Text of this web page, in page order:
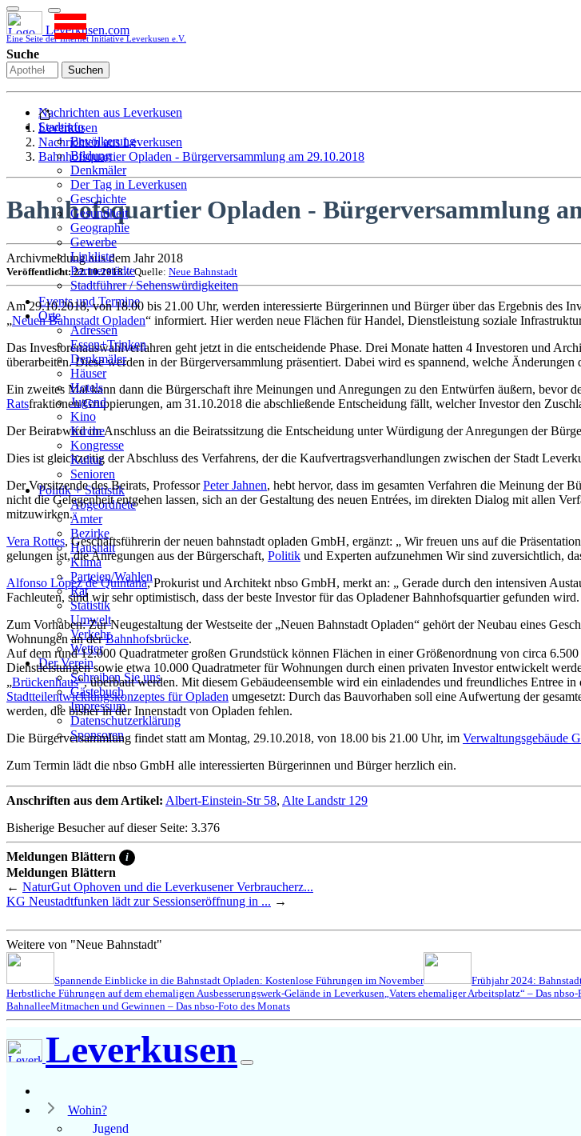
Leverkusen.com
Eine Seite der Internet Initiative Leverkusen e.V.
Suche
Suchen
Nachrichten aus Leverkusen
Stadtinfo
Bevölkerung
Bildung
Denkmäler
Der Tag in Leverkusen
Geschichte
Gesundheit
Geographie
Gewerbe
Linkliste
Partnerstädte
Stadtführer / Sehenswürdigkeiten
Stadtplan
Stadtteile
Sport
Who is who
Wohnen
Events und Termine
Orte
Adressen
Essen+Trinken
Denkmäler
Häuser
Hotels
Jugend
Kino
Kirche
Kongresse
Kultur
Senioren
Stadtführer
Straßen
Politik + Statistik
Abgeordnete
Ämter
Bezirke
Haushalt
Klima
Parteien/Wahlen
Rat
Statistik
Umwelt
Verkehr
Wetter
Der Verein
Schreiben Sie uns
Gästebuch
Impressum
Datenschutzerklärung
Sponsoren
Leverkusen
Nachrichten aus Leverkusen
Bahnhofsquartier Opladen - Bürgerversammlung am 29.10.2018
Bahnhofsquartier Opladen - Bürgerversammlung
Archivmeldung aus dem Jahr 2018
Veröffentlicht: 22.10.2018// Quelle: Neue Bahnstadt
Am 29.10.2018, von 18.00 bis 21.00 Uhr, werden interessierte Bürgerinnen und Bürger über das Ergebnis des
„Neuen Bahnstadt Opladen“ informiert. Hier werden neue Flächen für Handel, Dienstleistung soziale
Das Investorenauswahlverfahren geht jetzt in die entscheidende Phase. Drei Monate hatten 4 Investoren und
überarbeiten. Diese werden in der Bürgerversammlung präsentiert. Dabei wird es spannend, welche Änderungen
Ein zweites Mal kann dann die Bürgerschaft ihre Meinungen und Anregungen zu den Entwürfen äußern, bevor
Ratsfraktionen/Gruppierungen, am 31.10.2018 die abschließende Entscheidung fällt, welcher Investor den
Der Beirat wird im Anschluss an die Beiratssitzung die Entscheidung unter Würdigung der Anregungen der
Dies ist gleichzeitig der Abschluss des Verfahrens, der die Kaufvertragsverhandlungen zwischen der Stadt
Der Vorsitzende des Beirats, ProfessorPeter Jahnen, hebt hervor, dass im gesamten Verfahren die Meinung der
nicht die Gelegenheit entgehen lassen, sich an der Gestaltung des neuen Entrées, im direkten Dialog mit allen
mitzuwirken.
Vera Rottes, Geschäftsführerin der neuen bahnstadt opladen GmbH, ergänzt: „ Wir freuen uns auf die
gelungen ist, die Anregungen aus der Bürgerschaft, Politik und Experten aufzunehmen Wir sind zuversichtlich,
Alfonso López de Quintana, Prokurist und Architekt nbso GmbH, merkt an: „ Gerade durch den intensiven
Fachleuten, sind wir sehr optimistisch, dass der beste Investor für das Opladener Bahnhofsquartier gefunden wird.
Zum Vorhaben: Zur Neugestaltung der Westseite der „Neuen Bahnstadt Opladen“ gehört der Neubau eines
Wohnungen an derBahnhofsbrücke.
Auf dem rund 12.000 Quadratmeter großen Grundstück können Flächen in einer Größenordnung von circa
Dienstleistungen sowie etwa 10.000 Quadratmeter für Wohnungen durch einen privaten Investor entwickelt
„Brückenhaus“, überbaut werden. Mit diesem Gebäudeensemble wird ein einladendes und freundliches Entree
Stadtteilentwicklungskonzeptes für Opladen umgesetzt: Durch das Bauvorhaben soll eine Aufwertung der
werden, die bisher in der Innenstadt von Opladen fehlen.
Die Bürgerversammlung findet statt am Montag, 29.10.2018, von 18.00 bis 21.00 Uhr, im Verwaltungsgebäude
Zum Termin lädt die nbso GmbH alle interessierten Bürgerinnen und Bürger herzlich ein.
Anschriften aus dem Artikel: Albert-Einstein-Str 58, Alte Landstr 129
Bisherige Besucher auf dieser Seite: 3.376
Meldungen Blättern i
Meldungen Blättern
← NaturGut Ophoven und die Leverkusener Verbraucherz...
KG Neustadtfunken lädt zur Sessionseröffnung in ... →
Weitere von "Neue Bahnstadt"
Spannende Einblicke in die Bahnstadt Opladen: Kostenlose Führungen im November Frühjahr 2024:
Herbstliche Führungen auf dem ehemaligen Ausbesserungswerk-Gelände in Leverkusen „Vaters ehemaliger Arbeitsplatz“ – Das
BahnalleeMitmachen und Gewinnen – Das nbso-Foto des Monats
Leverkusen
Wohin?
Jugend